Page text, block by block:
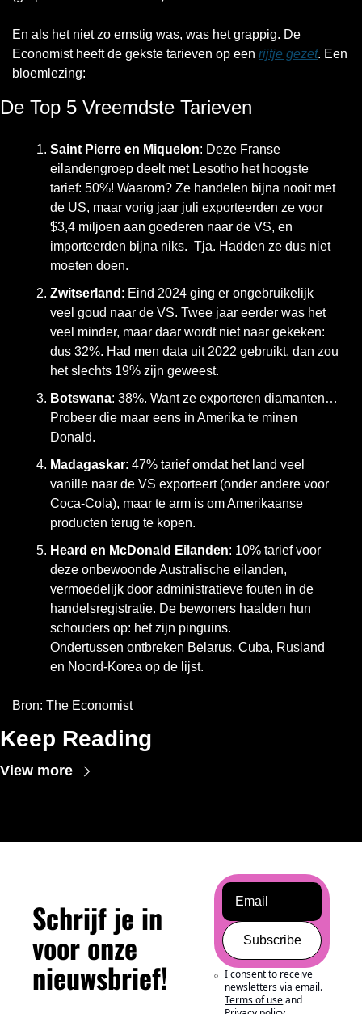
En als het niet zo ernstig was, was het grappig. De
Economist heeft de gekste tarieven op een rijtje gezet. Een
bloemlezing:
De Top 5 Vreemdste Tarieven
Saint Pierre en Miquelon: Deze Franse
eilandengroep deelt met Lesotho het hoogste
tarief: 50%! Waarom? Ze handelen bijna nooit met
de US, maar vorig jaar juli exporteerden ze voor
$3,4 miljoen aan goederen naar de VS, en
importeerden bijna niks.  Tja. Hadden ze dus niet
moeten doen.
Zwitserland : Eind 2024 ging er ongebruikelijk
veel goud naar de VS. Twee jaar eerder was het
veel minder, maar daar wordt niet naar gekeken:
dus 32%. Had men data uit 2022 gebruikt, dan zou
het slechts 19% zijn geweest.
Botswana: 38%. Want ze exporteren diamanten…
Probeer die maar eens in Amerika te minen
Donald.
Madagaskar: 47% tarief omdat het land veel
vanille naar de VS exporteert (onder andere voor
Coca-Cola), maar te arm is om Amerikaanse
producten terug te kopen.
Heard en McDonald Eilanden: 10% tarief voor
deze onbewoonde Australische eilanden,
vermoedelijk door administratieve fouten in de
handelsregistratie. De bewoners haalden hun
schouders op: het zijn pinguins.
Ondertussen ontbreken Belarus, Cuba, Rusland
en Noord-Korea op de lijst.
Bron: The Economist
Keep Reading
View more
Schrijf je in
voor onze
nieuwsbrief!
Subscribe
I consent to receive
newsletters via email.
Terms of useand